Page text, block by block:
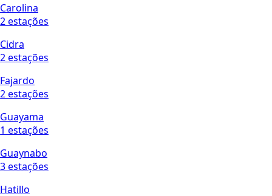
Carolina
2 estações
Cidra
2 estações
Fajardo
2 estações
Guayama
1 estações
Guaynabo
3 estações
Hatillo